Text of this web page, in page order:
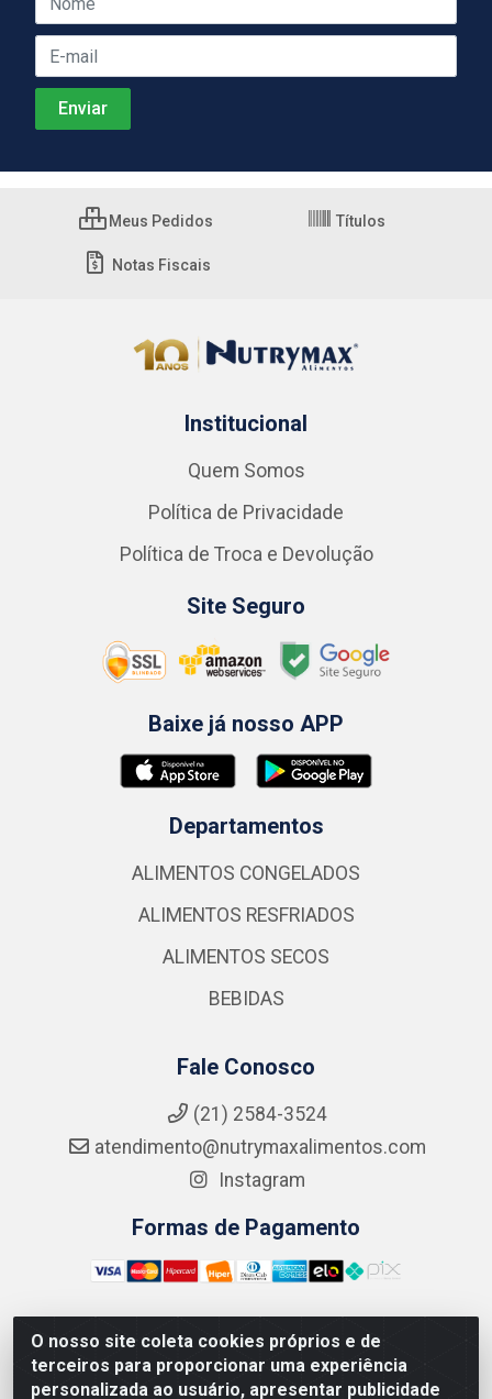
O nosso site coleta cookies próprios e de
terceiros para proporcionar uma experiência
personalizada ao usuário, apresentar publicidade
Meus Pedidos Títulos
Notas Fiscais
Institucional
Quem Somos
Política de Privacidade
Política de Troca e Devolução
Site Seguro
Baixe já nosso APP
Departamentos
ALIMENTOS CONGELADOS
ALIMENTOS RESFRIADOS
ALIMENTOS SECOS
BEBIDAS
Fale Conosco
(21) 2584-3524
atendimento@nutrymaxalimentos.com
Instagram
Formas de Pagamento
NUTRY MAX COMÉRCIO DE PRODUTOS ALIMENTICIOS
LTDA - RUA DO FEIJÃO, 721 PENHA CIRCULAR/RJ -